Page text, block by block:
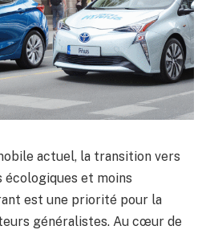
actuel, la transition vers
et moins
est une priorité pour la
généralistes. Au cœur de